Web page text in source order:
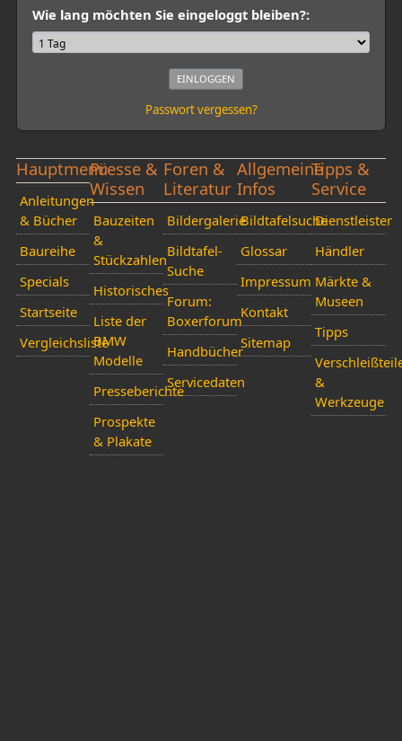
Wie lang möchten Sie eingeloggt bleiben?:
Passwort vergessen?
Hauptmenü
Anleitungen
& Bücher
Baureihe
Specials
Startseite
Vergleichsliste
Presse &
Wissen
Bauzeiten
&
Stückzahlen
Historisches
Liste der
BMW
Modelle
Presseberichte
Prospekte
& Plakate
Foren &
Literatur
Bildergalerie
Bildtafel-
Suche
Forum:
Boxerforum
Handbücher
Servicedaten
Allgemeine
Infos
Bildtafelsuche
Glossar
Impressum
Kontakt
Sitemap
Tipps &
Service
Dienstleister
Händler
Märkte &
Museen
Tipps
&
Werkzeuge